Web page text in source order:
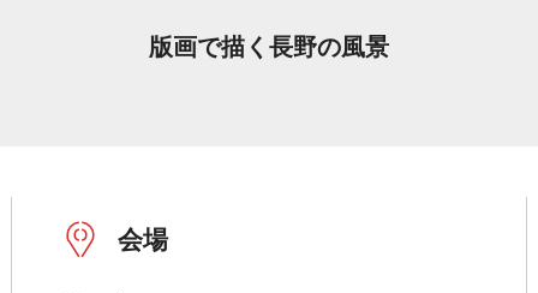
版画で描く長野の風景
会場